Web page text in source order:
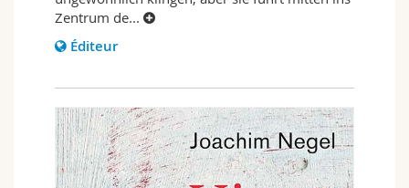
Zentrum de...
Éditeur